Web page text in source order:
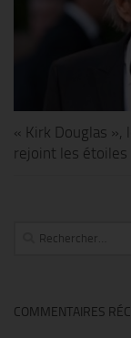
« Kirk Douglas »,
rejoint les étoiles !!
Rechercher :
COMMENTAIRES